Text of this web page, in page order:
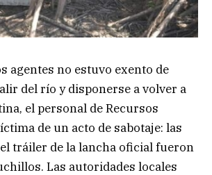
agentes no estuvo exento de
del río y disponerse a volver a
el personal de Recursos
de un acto de sabotaje: las
tráiler de la lancha oficial fueron
Las autoridades locales